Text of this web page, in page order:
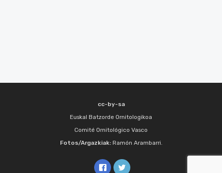
cc-by-sa
Euskal Batzorde Ornitologikoa
Comité Ornitológico Vasco
Fotos/Argazkiak:Ramón Arambarri.